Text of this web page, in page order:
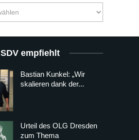
SDV empfiehlt
Bastian Kunkel: „Wir
skalieren dank der...
Urteil des OLG Dresden
zum Thema